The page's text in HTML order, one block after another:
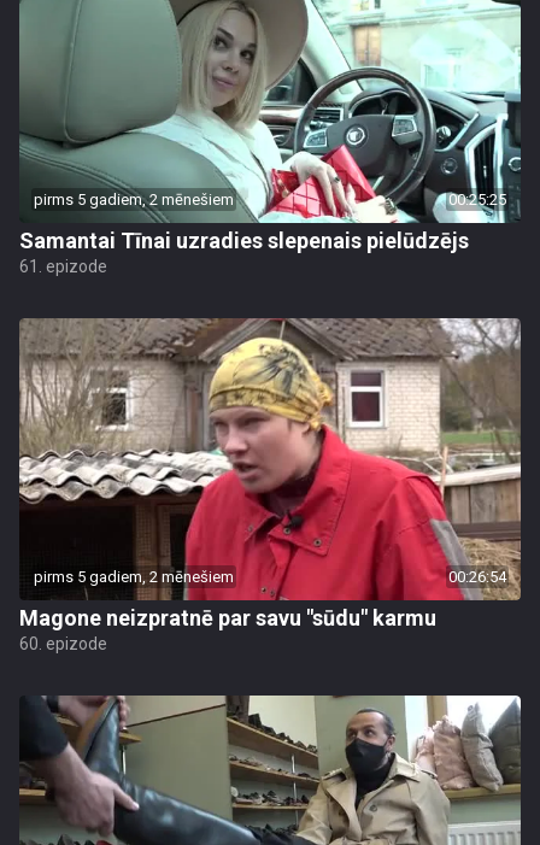
pirms 5 gadiem, 2 mēnešiem 00:25:25
Samantai Tīnai uzradies slepenais pielūdzējs
61. epizode
pirms 5 gadiem, 2 mēnešiem 00:26:54
Magone neizpratnē par savu "sūdu" karmu
60. epizode